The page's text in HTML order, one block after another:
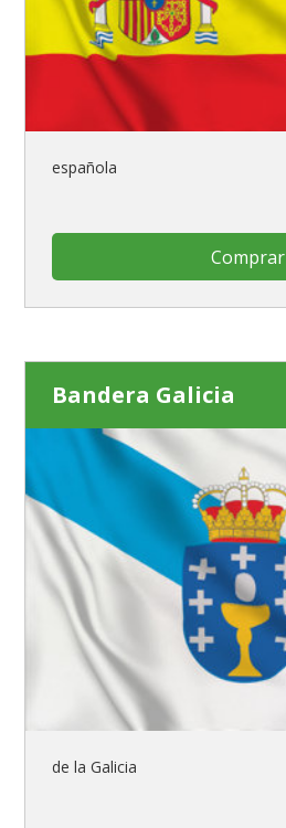
española
Comprar
Bandera Galicia
de la Galicia